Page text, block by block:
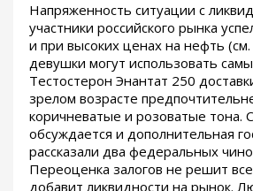
Напряженность ситуации с
участники российского рынка
и при высоких ценах на нефть
девушки могут использовать
Тестостерон Энантат 250
зрелом возрасте
коричневатые и розоватые тона.
обсуждается и дополнительная
рассказали два федеральных
Переоценка залогов не решит
добавит ликвидности на рынок.